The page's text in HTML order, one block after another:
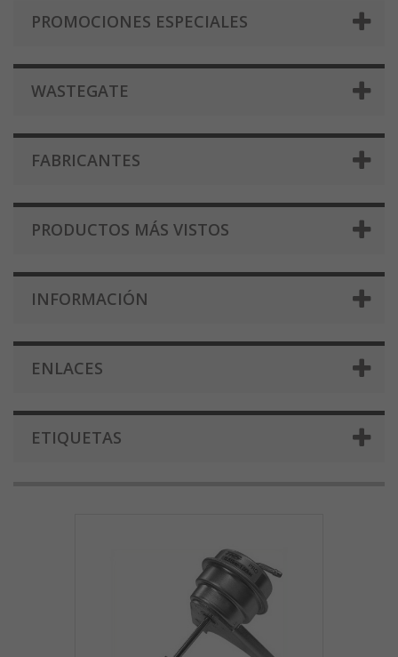
PROMOCIONES ESPECIALES
WASTEGATE
FABRICANTES
PRODUCTOS MÁS VISTOS
INFORMACIÓN
ENLACES
ETIQUETAS